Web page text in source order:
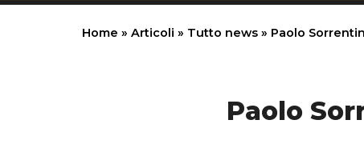
Home » Articoli » Tutto news » Paolo
Paolo